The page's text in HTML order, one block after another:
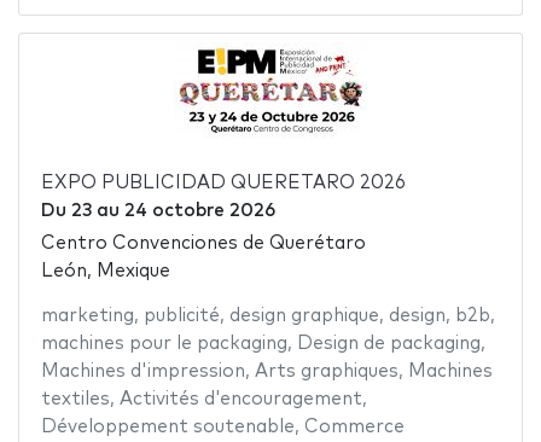
EXPO PUBLICIDAD QUERETARO 2026
Du 23au 24 octobre 2026
Centro Convenciones de Querétaro
León, Mexique
marketing, publicité, design graphique, design, b2b,
machines pour le packaging, Design de packaging,
Machines d'impression, Arts graphiques, Machines
textiles, Activités d'encouragement,
Développement soutenable, Commerce